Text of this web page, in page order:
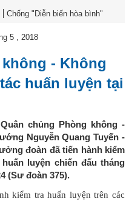
Chống "Diễn biến hòa bình"
5 , 2018
- Không
huấn luyện tại
chủng Phòng không -
Nguyễn Quang Tuyến -
đoàn đã tiến hành kiểm
luyện chiến đấu tháng
(Sư đoàn 375).
kiểm tra huấn luyện trên các